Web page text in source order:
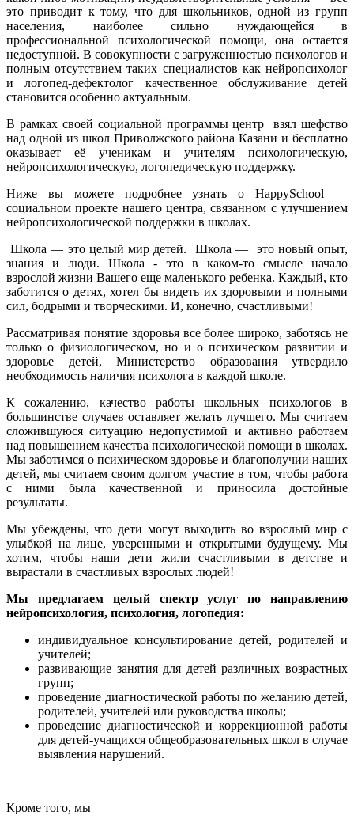
это приводит к тому, что для школьников, одной из групп
населения, наиболее сильно нуждающейся в
профессиональной психологической помощи, она остается
недоступной. В совокупности с загруженностью психологов и
полным отсутствием таких специалистов как нейропсихолог
и логопед-дефектолог качественное обслуживание детей
становится особенно актуальным.
В рамках своей социальной программы центр взял шефство
над одной из школ Приволжского района Казани и бесплатно
оказывает её ученикам и учителям психологическую,
нейропсихологическую, логопедическую поддержку.
Ниже вы можете подробнее узнать о HappySchool —
социальном проекте нашего центра, связанном с улучшением
нейропсихологической поддержки в школах.
Школа — это целый мир детей. Школа — это новый опыт,
знания и люди. Школа - это в каком-то смысле начало
взрослой жизни Вашего еще маленького ребенка. Каждый, кто
заботится о детях, хотел бы видеть их здоровыми и полными
сил, бодрыми и творческими. И, конечно, счастливыми!
Рассматривая понятие здоровья все более широко, заботясь не
только о физиологическом, но и о психическом развитии и
здоровье детей, Министерство образования утвердило
необходимость наличия психолога в каждой школе.
К сожалению, качество работы школьных психологов в
большинстве случаев оставляет желать лучшего. Мы считаем
сложившуюся ситуацию недопустимой и активно работаем
над повышением качества психологической помощи в школах.
Мы заботимся о психическом здоровье и благополучии наших
детей, мы считаем своим долгом участие в том, чтобы работа
с ними была качественной и приносила достойные
результаты.
Мы убеждены, что дети могут выходить во взрослый мир с
улыбкой на лице, уверенными и открытыми будущему. Мы
хотим, чтобы наши дети жили счастливыми в детстве и
вырастали в счастливых взрослых людей!
Мы предлагаем целый спектр услуг по направлению
нейропсихология, психология, логопедия:
индивидуальное консультирование детей, родителей и
учителей;
развивающие занятия для детей различных возрастных
групп;
проведение диагностической работы по желанию детей,
родителей, учителей или руководства школы;
проведение диагностической и коррекционной работы
для детей-учащихся общеобразовательных школ в случае
выявления нарушений.
Кроме того, мы